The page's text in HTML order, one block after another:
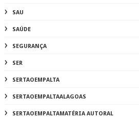
SAU
SAÚDE
SEGURANÇA
SER
SERTAOEMPALTA
SERTAOEMPALTAALAGOAS
SERTAOEMPALTAMATÉRIA AUTORAL